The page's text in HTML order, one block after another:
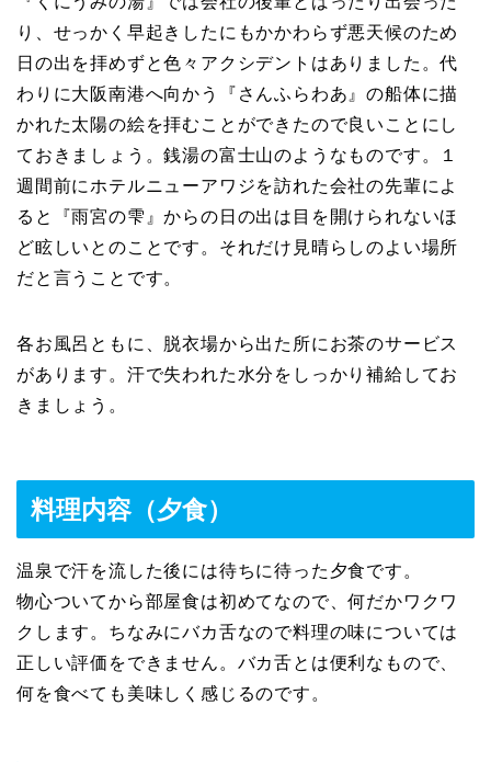
り、せっかく早起きしたにもかかわらず悪天候のため
日の出を拝めずと色々アクシデントはありました。代
わりに大阪南港へ向かう『さんふらわあ』の船体に描
かれた太陽の絵を拝むことができたので良いことにし
ておきましょう。銭湯の富士山のようなものです。１
週間前にホテルニューアワジを訪れた会社の先輩によ
ると『雨宮の雫』からの日の出は目を開けられないほ
ど眩しいとのことです。それだけ見晴らしのよい場所
だと言うことです。
各お風呂ともに、脱衣場から出た所にお茶のサービス
があります。汗で失われた水分をしっかり補給してお
きましょう。
料理内容（夕食）
温泉で汗を流した後には待ちに待った夕食です。
物心ついてから部屋食は初めてなので、何だかワクワ
クします。ちなみにバカ舌なので料理の味については
正しい評価をできません。バカ舌とは便利なもので、
何を食べても美味しく感じるのです。